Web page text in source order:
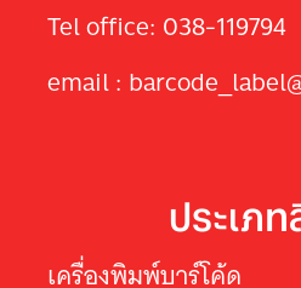
Tel office: 038-119794
email :
ประเภ
เครื่องพิมพ์บาร์โค้ด